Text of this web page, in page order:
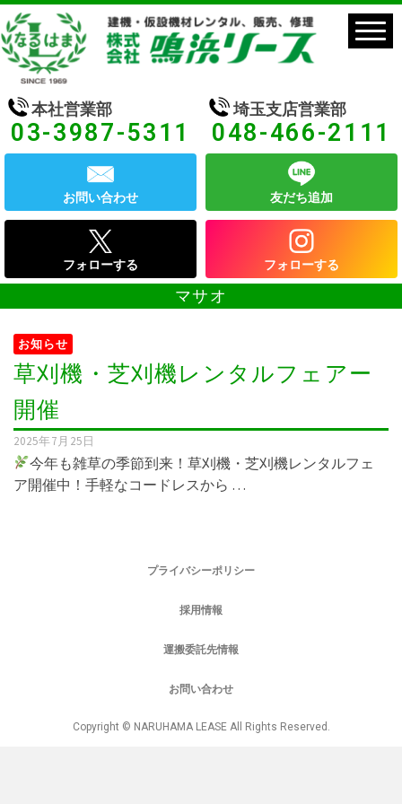
本社営業部
03-3987-5311
埼玉支店営業部
048-466-2111
お問い合わせ 友だち追加
フォローする フォローする
マサオ
お知らせ
草刈機・芝刈機レンタルフェアー
開催
2025年7月25日
今年も雑草の季節到来！草刈機・芝刈機レンタルフェ
ア開催中！手軽なコードレスから …
プライバシーポリシー
採用情報
運搬委託先情報
お問い合わせ
Copyright © NARUHAMA LEASE All Rights Reserved.